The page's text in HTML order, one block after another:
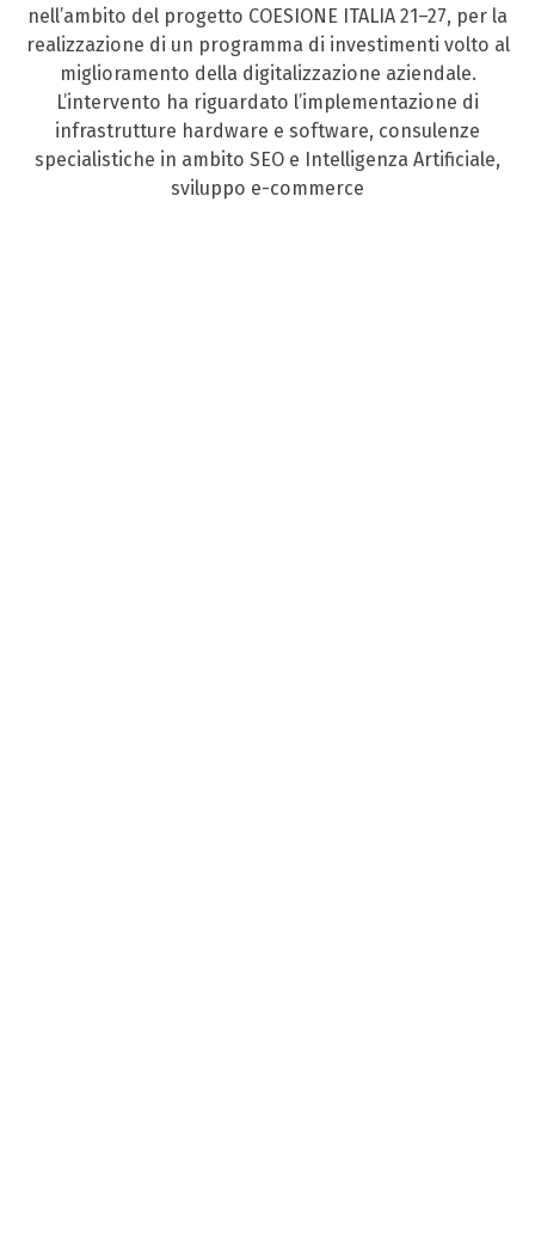
nell’ambito del progetto COESIONE ITALIA 21–27, per la
realizzazione di un programma di investimenti volto al
miglioramento della digitalizzazione aziendale.
L’intervento ha riguardato l’implementazione di
infrastrutture hardware e software, consulenze
specialistiche in ambito SEO e Intelligenza Artificiale,
sviluppo e-commerce